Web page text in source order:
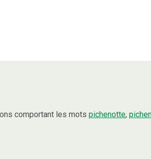
comportant les mots pichenotte,